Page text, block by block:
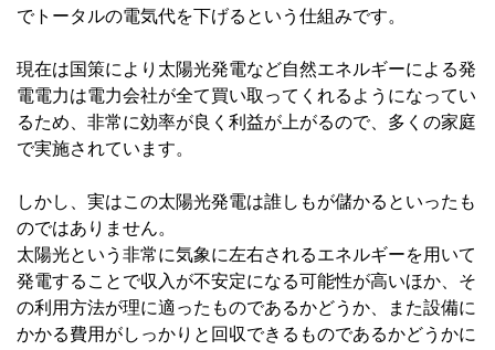
でトータルの電気代を下げるという仕組みです。
現在は国策により太陽光発電など自然エネルギーによる発
電電力は電力会社が全て買い取ってくれるようになってい
るため、非常に効率が良く利益が上がるので、多くの家庭
で実施されています。
しかし、実はこの太陽光発電は誰しもが儲かるといったも
のではありません。
太陽光という非常に気象に左右されるエネルギーを用いて
発電することで収入が不安定になる可能性が高いほか、そ
の利用方法が理に適ったものであるかどうか、また設備に
かかる費用がしっかりと回収できるものであるかどうかに